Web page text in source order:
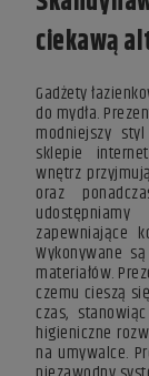
ciekawą
Gadżety
do mydła.
modniejszy
sklepie
wnętrz
oraz
udostępniamy
zapewniające
Wykonywane
materiałów.
czemu cieszą
czas,
higieniczne
na umywalce.